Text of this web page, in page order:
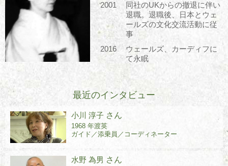
2001
同社のUKからの撤退に伴い
退職。退職後、日本とウェ
ールズの文化交流活動に従
事
2016
ウェールズ、カーディフに
て永眠
最近のインタビュー
小川 淳子 さん
1968 年渡英
ガイド／添乗員／コーディネーター
水野 為男 さん